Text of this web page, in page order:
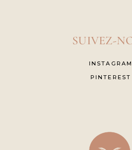
SUIVEZ-
INSTAGRAM
PINTEREST